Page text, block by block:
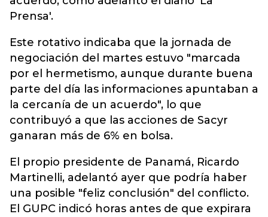
Prensa'.
Este rotativo indicaba que la jornada de
negociación del martes estuvo "marcada
por el hermetismo, aunque durante buena
parte del día las informaciones apuntaban a
la cercanía de un acuerdo", lo que
contribuyó a que las acciones de Sacyr
ganaran más de 6% en bolsa.
El propio presidente de Panamá, Ricardo
Martinelli, adelantó ayer que podría haber
una posible "feliz conclusión" del conflicto.
El GUPC indicó horas antes de que expirara